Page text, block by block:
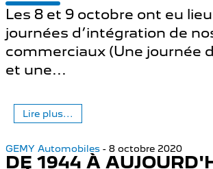
Les 8 et 9 octobre ont eu
journées d’intégration de
commerciaux (Une journée
et une...
Lire plus...
GEMY Automobiles - 8 octobre 2020
DE 1944 À